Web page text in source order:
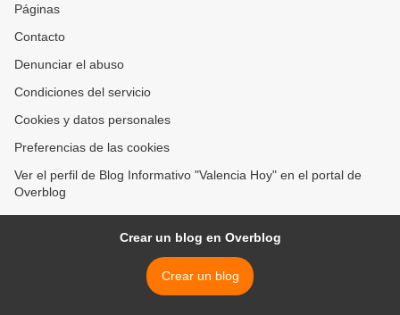
Páginas
Contacto
Denunciar el abuso
Condiciones del servicio
Cookies y datos personales
Preferencias de las cookies
Ver el perfil de Blog Informativo "Valencia Hoy" en el portal de
Overblog
Crear un blog en Overblog
Crear un blog